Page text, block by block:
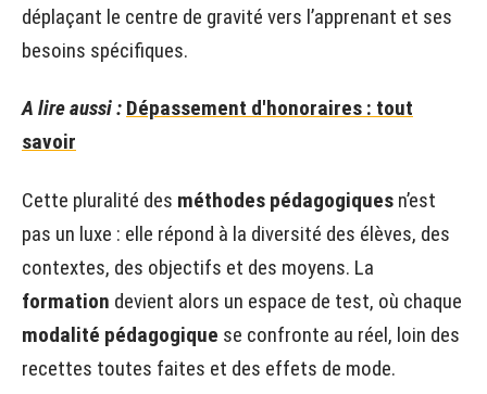
déplaçant le centre de gravité vers l’apprenant et ses
besoins spécifiques.
A lire aussi : Dépassement d'honoraires : tout
savoir
Cette pluralité des méthodes pédagogiques n’est
pas un luxe : elle répond à la diversité des élèves, des
contextes, des objectifs et des moyens. La
formation devient alors un espace de test, où chaque
modalité pédagogique se confronte au réel, loin des
recettes toutes faites et des effets de mode.